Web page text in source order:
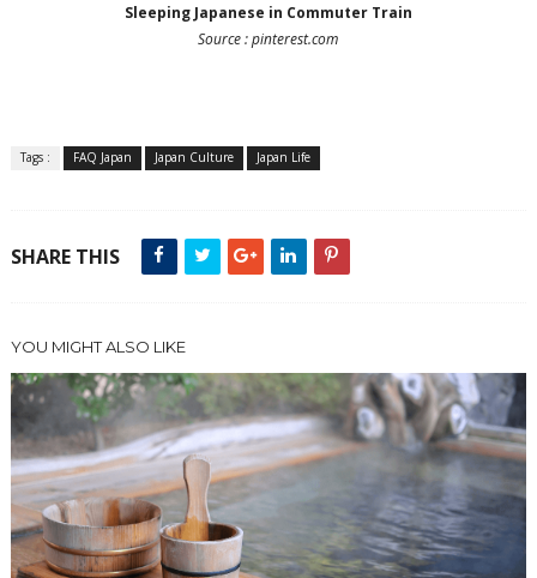
Sleeping Japanese in Commuter Train
Source : pinterest.com
Tags : FAQ Japan Japan Culture Japan Life
SHARE THIS
YOU MIGHT ALSO LIKE